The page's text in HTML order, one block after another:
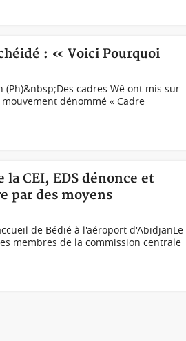
: « Voici Pourquoi
Des cadres Wê ont mis sur
dénommé « Cadre
CEI, EDS dénonce et
par des moyens
de Bédié à l'aéroport d'AbidjanLe
membres de la commission centrale